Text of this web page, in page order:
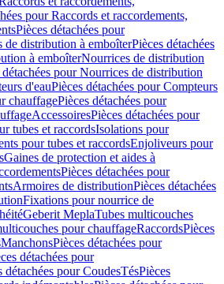
pour Raccords et raccordements,
Pièces détachées pour
de distribution à emboîterPièces détachées
à emboîterNourrices de distribution
détachées pour Nourrices de distribution
d'eauPièces détachées pour Compteurs
chauffagePièces détachées pour
AccessoiresPièces détachées pour
tubes et raccordsIsolations pour
pour tubes et raccordsEnjoliveurs pour
Gaines de protection et aides à
Pièces détachées pour
Armoires de distributionPièces détachées
Fixations pour nourrice de
Geberit MeplaTubes multicouches
pour chauffageRaccordsPièces
ManchonsPièces détachées pour
détachées pour
détachées pour CoudesTésPièces